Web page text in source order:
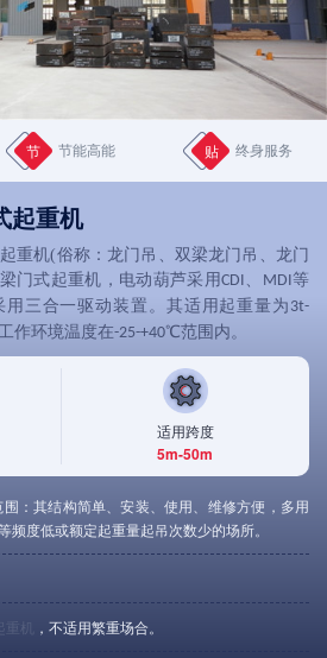
节 节能高能 贴 终身服务
起重机
重机(俗称：龙门吊、双梁龙门吊、龙门
门式起重机，电动葫芦采用 CDI MDI 等
三合一驱动装置。其适用起重量为 3t-
作环境温度在-25-+40℃范围内。
适用跨度
5m-50m
围：其结构简单、安装、使用、维修方便，多用
度低或额定起重量起吊次数少的场所。
起重机 ，不适用繁重场合。